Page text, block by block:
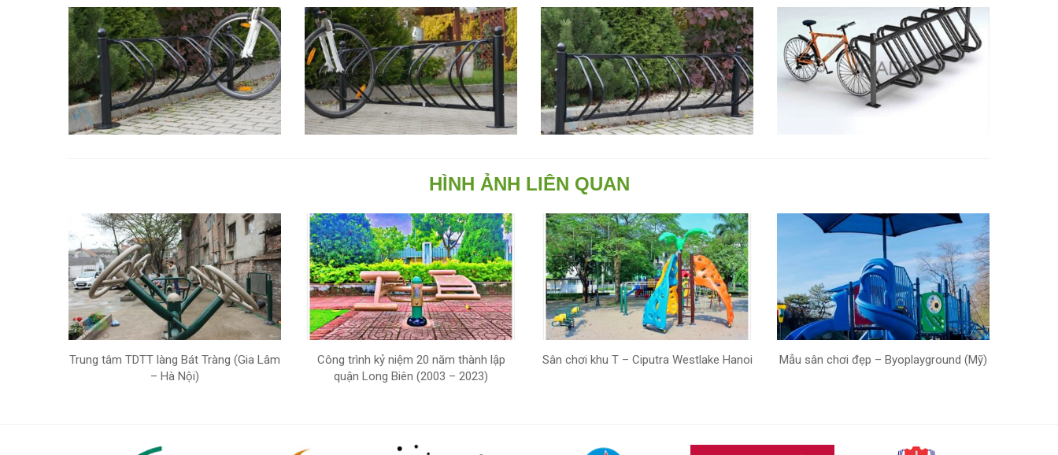
HÌNH ẢNH LIÊN QUAN
Trung tâm TDTT làng Bát Tràng (Gia Lâm
– Hà Nội)
Công trình kỷ niệm 20 năm thành lập
quận Long Biên (2003 – 2023)
Sân chơi khu T – Ciputra Westlake Hanoi Mẫu sân chơi đẹp – Byoplayground (Mỹ)